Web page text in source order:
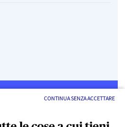
CONTINUA SENZA ACCETTARE